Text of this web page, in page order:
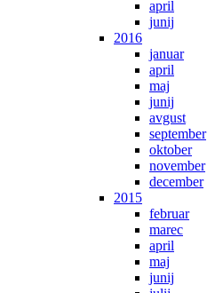
april
junij
2016
januar
april
maj
junij
avgust
september
oktober
november
december
2015
februar
marec
april
maj
junij